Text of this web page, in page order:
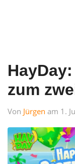
zum
Von Jürgen am 1.